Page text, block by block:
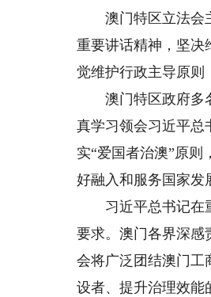
澳门特区立法会主
重要讲话精神，坚决
觉维护行政主导原则
澳门特区政府多名
真学习领会习近平总
实“爱国者治澳”原则
好融入和服务国家发
习近平总书记在重
要求。澳门各界深感
会将广泛团结澳门工
设者、提升治理效能